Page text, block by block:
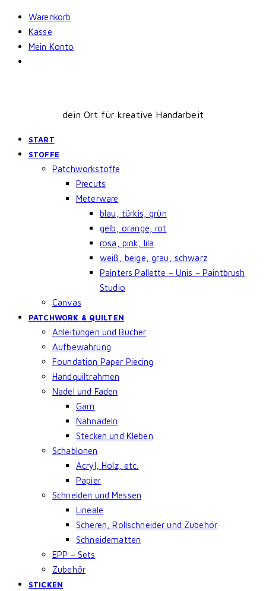
Skip
content
Warenkorb
Kasse
Mein Konto
dein Ort für kreative Handarbeit
START
STOFFE
Patchworkstoffe
Precuts
Meterware
blau, türkis, grün
gelb, orange, rot
rosa, pink, lila
weiß, beige, grau, schwarz
Painters Pallette – Unis – Paintbrush
Studio
Canvas
PATCHWORK & QUILTEN
Anleitungen und Bücher
Aufbewahrung
Foundation Paper Piecing
Handquiltrahmen
Nadel und Faden
Garn
Nähnadeln
Stecken und Kleben
Schablonen
Acryl, Holz, etc.
Papier
Schneiden und Messen
Lineale
Scheren, Rollschneider und Zubehör
Schneidematten
EPP – Sets
Zubehör
STICKEN